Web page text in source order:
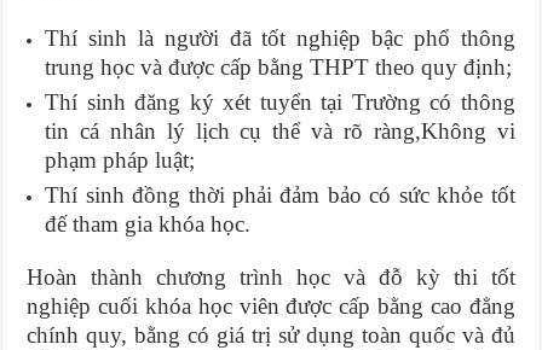
Thí sinh là người đã tốt nghiệp bậc phổ thông
trung học và được cấp bằng THPT theo quy định;
Thí sinh đăng ký xét tuyển tại Trường có thông
tin cá nhân lý lịch cụ thể và rõ ràng,Không vi
phạm pháp luật;
Thí sinh đồng thời phải đảm bảo có sức khỏe tốt
đế tham gia khóa học.
Hoàn thành chương trình học và đỗ kỳ thi tốt
nghiệp cuối khóa học viên được cấp bằng cao đẳng
chính quy, bằng có giá trị sử dụng toàn quốc và đủ